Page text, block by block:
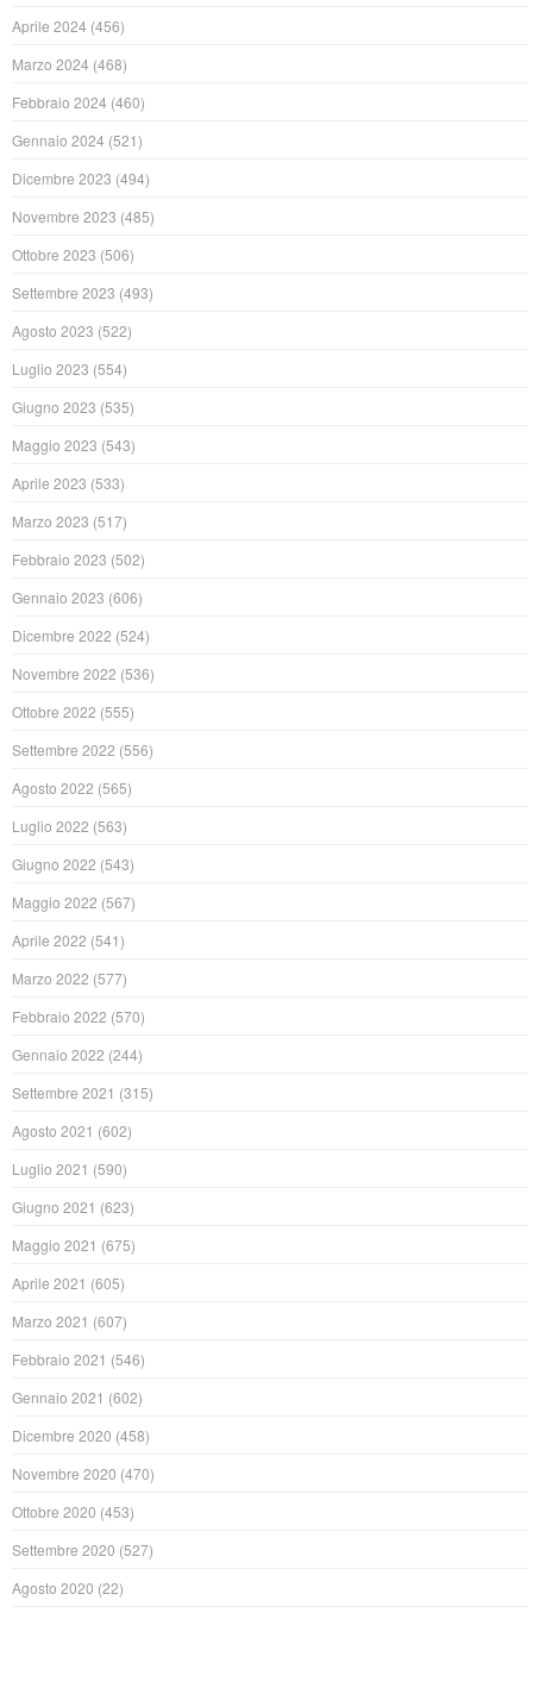
Aprile 2024 (456)
Marzo 2024 (468)
Febbraio 2024 (460)
Gennaio 2024 (521)
Dicembre 2023 (494)
Novembre 2023 (485)
Ottobre 2023 (506)
Settembre 2023 (493)
Agosto 2023 (522)
Luglio 2023 (554)
Giugno 2023 (535)
Maggio 2023 (543)
Aprile 2023 (533)
Marzo 2023 (517)
Febbraio 2023 (502)
Gennaio 2023 (606)
Dicembre 2022 (524)
Novembre 2022 (536)
Ottobre 2022 (555)
Settembre 2022 (556)
Agosto 2022 (565)
Luglio 2022 (563)
Giugno 2022 (543)
Maggio 2022 (567)
Aprile 2022 (541)
Marzo 2022 (577)
Febbraio 2022 (570)
Gennaio 2022 (244)
Settembre 2021 (315)
Agosto 2021 (602)
Luglio 2021 (590)
Giugno 2021 (623)
Maggio 2021 (675)
Aprile 2021 (605)
Marzo 2021 (607)
Febbraio 2021 (546)
Gennaio 2021 (602)
Dicembre 2020 (458)
Novembre 2020 (470)
Ottobre 2020 (453)
Settembre 2020 (527)
Agosto 2020 (22)